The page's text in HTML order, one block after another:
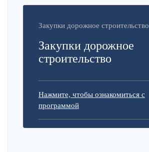
Закупки дорожное строительство
Закупки дорожное
строительство
Нажмите, чтобы ознакомиться с
программой